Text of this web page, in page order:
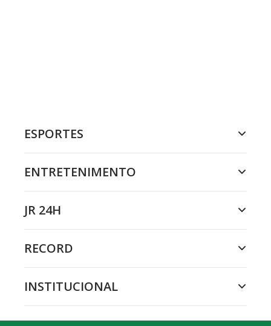
ESPORTES
ENTRETENIMENTO
JR 24H
RECORD
INSTITUCIONAL